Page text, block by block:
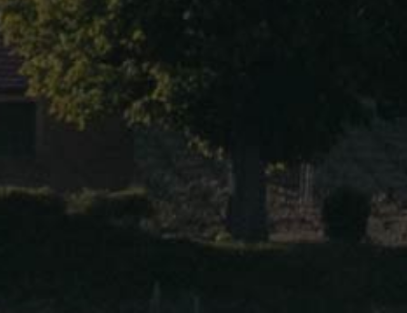
Bourgogne Chardonnay
Puligny-Montrachet
Meursault-Blagny 1er Cru La Piece Sous Le
Bois
Puligny-Montrachet 1er Cru Chalumaux
Puligny-Montrachet 1er Cru Champs Canet
Clos De La Jaquelotte
Puligny-Montrachet 1er Cru Clos De La
Garenne
Puligny-Montrachet 1er Cru Clos Des
Folatieres
Puligny-Montrachet 1er Cru Les Pucelles